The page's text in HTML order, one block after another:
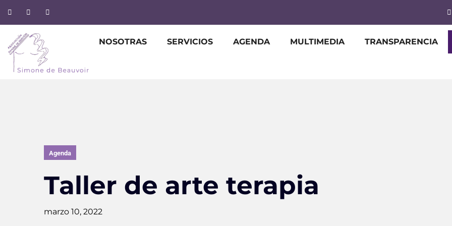
NOSOTRAS SERVICIOS AGENDA MULTIMEDIA TRANSPARENCIA
Agenda
Taller de arte terapia
marzo 10, 2022